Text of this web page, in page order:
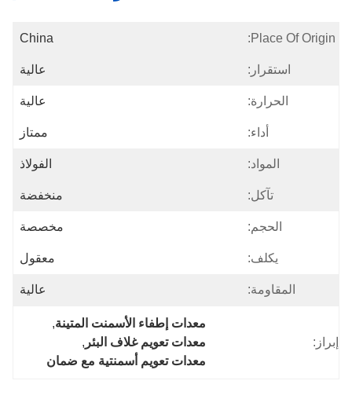
Place Of Origin:
China
استقرار: عالية
الحرارة: عالية
أداء: ممتاز
المواد: الفولاذ
تآكل: منخفضة
الحجم: مخصصة
يكلف: معقول
المقاومة: عالية
إبراز:
معدات إطفاء الأسمنت المتينة,
معدات تعويم غلاف البئر,
معدات تعويم أسمنتية مع ضمان